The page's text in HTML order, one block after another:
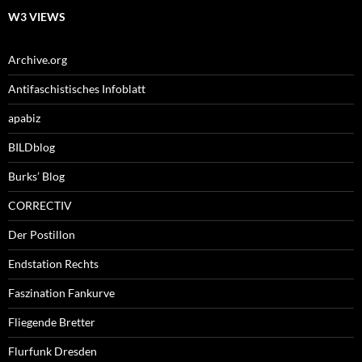
W3 VIEWS
Archive.org
Antifaschistisches Infoblatt
apabiz
BILDblog
Burks’ Blog
CORRECTIV
Der Postillon
Endstation Rechts
Faszination Fankurve
Fliegende Bretter
Flurfunk Dresden